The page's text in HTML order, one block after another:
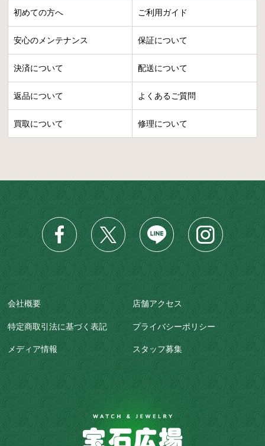
初めての方へ ご利用ガイド
安心のメンテナンス 保証について
決済について 配送について
返品について よくあるご質問
買取について 修理について
会社概要 店舗アクセス
特定商取引法に基づく表記 プライバシーポリシー
メディア情報 スタッフ募集